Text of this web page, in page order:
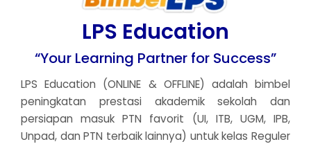
LPS Education
“Your Learning Partner for Success”
LPS Education (ONLINE & OFFLINE) adalah bimbel
peningkatan prestasi akademik sekolah dan
persiapan masuk PTN favorit (UI, ITB, UGM, IPB,
Unpad, dan PTN terbaik lainnya) untuk kelas Reguler